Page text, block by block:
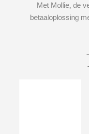
Met Mollie, de
betaaloplossing